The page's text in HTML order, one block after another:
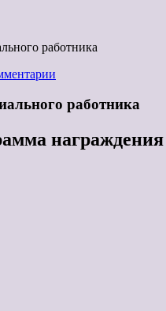
работника
работника